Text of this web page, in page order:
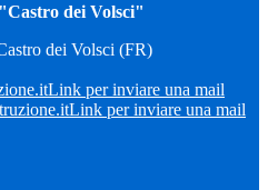
dei Volsci"
dei Volsci (FR)
Link per inviare una mail
Link per inviare una mail